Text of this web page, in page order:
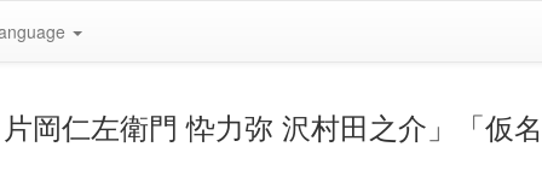
岡仁左衛門 忰力弥 沢村田之介」「仮